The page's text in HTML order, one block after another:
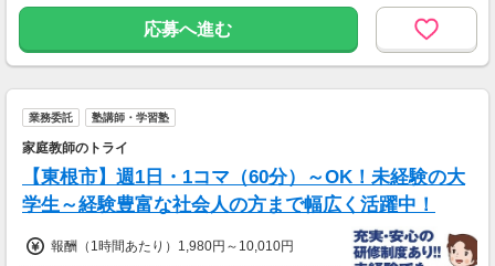
●17:00〜22:00 時給1200円
※2026年10月21日〜の時給です。
★日祝は時給100円アップ！
★交通費規定内支給
■交通費
交通費一部支給
応募へ進む
業務委託 塾講師・学習塾
家庭教師のトライ
【東根市】週1日・1コマ（60分）～OK！未経験の大
学生～経験豊富な社会人の方まで幅広く活躍中！
報酬（1時間あたり）1,980円～10,010円